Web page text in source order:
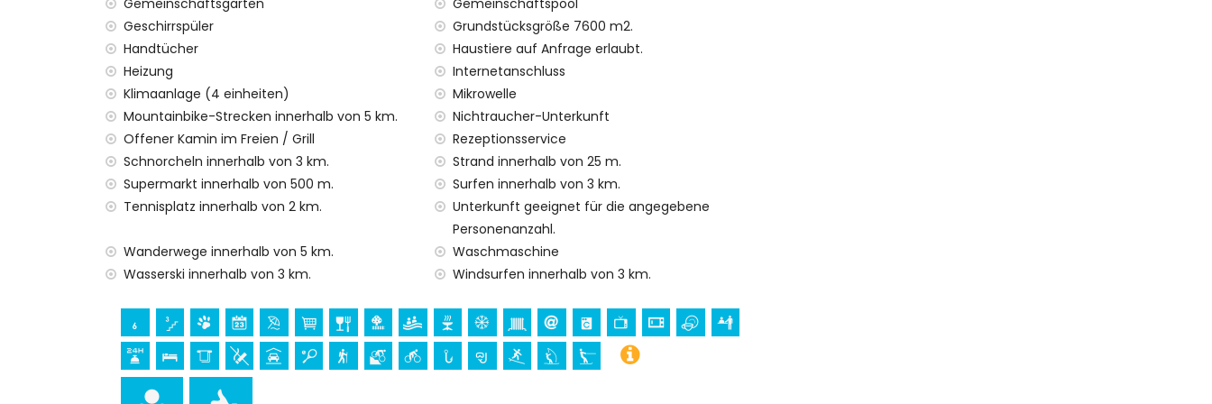
Einrichtungen und Dienstleistungen, die im Mietpreis der Wohnung enthalten sind
Internet (WiFi)
Bettwäsche, Handtücher und Kinderbett/Babybett
Empfangsdienst und 24-Stunden-Notdienst
Luftheizung und Klimaanlage
Einrichtungen und Dienstleistungen gegen Aufpreis
Zusatzbett (auf Anfrage)
Unterhaltung und Freizeitaktivitäten für Ihren Urlaub in Denia, Costa Blanca
Bar (innerhalb von 1000 Metern vom Haus)
Sehenswürdigkeiten und Kultur in Denia, Costa Blanca
Kirche (Parroquia Nuestra Señora de la Asunción), Burg (Portal de la Vila und Denia) (innerhalb von
10 Kilometern von der Unterkunft)
Museum (Histórico de Javea und Javea) (innerhalb von 25 Kilometern von der Unterkunft)
Sport
Gemeinschaftsgarten
Gemeinschaftspool
Geschirrspüler
Grundstücksgröße 7600 m2.
Handtücher
Haustiere auf Anfrage erlaubt.
Heizung
Internetanschluss
Klimaanlage (4 einheiten)
Mikrowelle
Mountainbike-Strecken innerhalb von 5 km.
Nichtraucher-Unterkunft
Offener Kamin im Freien / Grill
Rezeptionsservice
Schnorcheln innerhalb von 3 km.
Strand innerhalb von 25 m.
Supermarkt innerhalb von 500 m.
Surfen innerhalb von 3 km.
Tennisplatz innerhalb von 2 km.
Unterkunft geeignet für die angegebene
Personenanzahl.
Wanderwege innerhalb von 5 km.
Waschmaschine
Wasserski innerhalb von 3 km.
Windsurfen innerhalb von 3 km.